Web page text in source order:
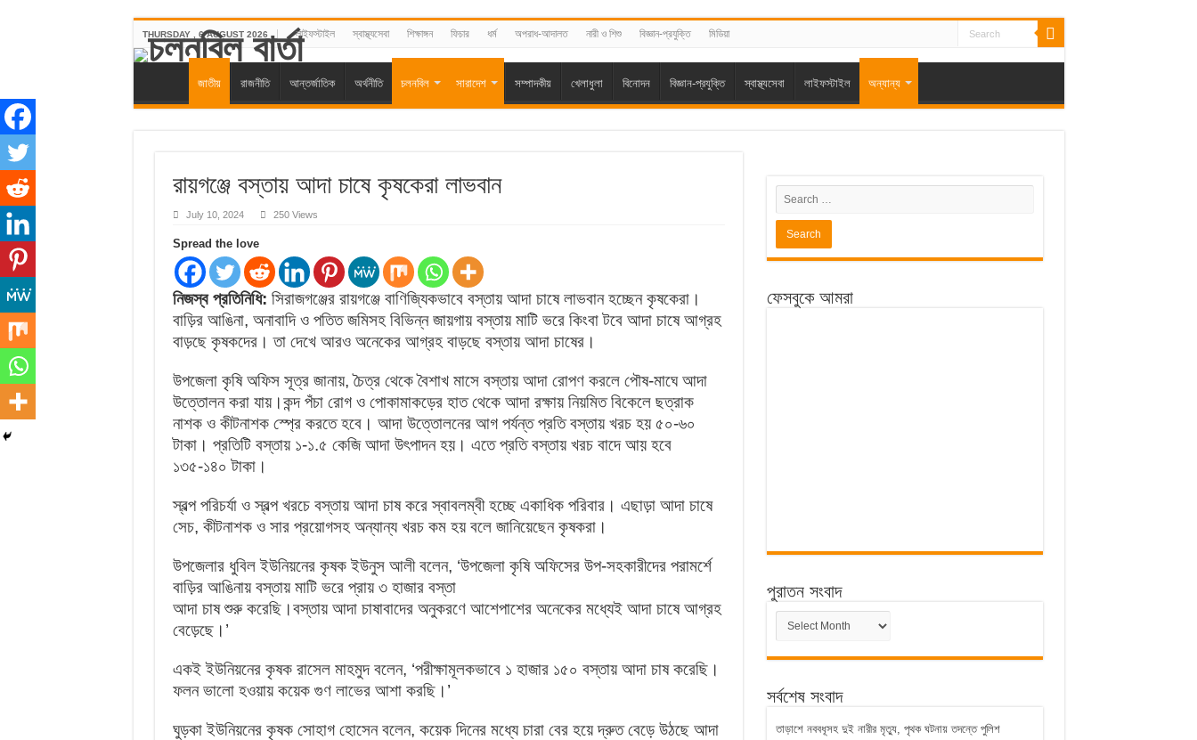
THURSDAY , 6 AUGUST 2026 লাইফস্টাইল স্বাস্থ্যসেবা শিক্ষাঙ্গন ফিচার ধর্ম অপরাধ-আদালত নারী ও শিশু বিজ্ঞান-প্রযুক্তি মিডিয়া
জাতীয় রাজনীতি আন্তর্জাতিক অর্থনীতি চলনবিল সারাদেশ সম্পাদকীয় খেলাধুলা বিনোদন বিজ্ঞান-প্রযুক্তি স্বাস্থ্যসেবা লাইফস্টাইল অন্যান্য
রায়গঞ্জে বস্তায় আদা চাষে কৃষকেরা লাভবান
July 10, 2024 250 Views
Spread the love
নিজস্ব প্রতিনিধি: সিরাজগঞ্জের রায়গঞ্জে বাণিজ্যিকভাবে বস্তায় আদা চাষে লাভবান হচ্ছেন কৃষকেরা।
বাড়ির আঙিনা, অনাবাদি ও পতিত জমিসহ বিভিন্ন জায়গায় বস্তায় মাটি ভরে কিংবা টবে আদা চাষে আগ্রহ
বাড়ছে কৃষকদের। তা দেখে আরও অনেকের আগ্রহ বাড়ছে বস্তায় আদা চাষের।
উপজেলা কৃষি অফিস সূত্র জানায়, চৈত্র থেকে বৈশাখ মাসে বস্তায় আদা রোপণ করলে পৌষ-মাঘে আদা
উত্তোলন করা যায়।কন্দ পঁচা রোগ ও পোকামাকড়ের হাত থেকে আদা রক্ষায় নিয়মিত বিকেলে ছত্রাক
নাশক ও কীটনাশক স্প্রে করতে হবে। আদা উত্তোলনের আগ পর্যন্ত প্রতি বস্তায় খরচ হয় ৫০-৬০
টাকা। প্রতিটি বস্তায় ১-১.৫ কেজি আদা উৎপাদন হয়। এতে প্রতি বস্তায় খরচ বাদে আয় হবে
১৩৫-১৪০ টাকা।
স্বল্প পরিচর্যা ও স্বল্প খরচে বস্তায় আদা চাষ করে স্বাবলম্বী হচ্ছে একাধিক পরিবার। এছাড়া আদা চাষে
সেচ, কীটনাশক ও সার প্রয়োগসহ অন্যান্য খরচ কম হয় বলে জানিয়েছেন কৃষকরা।
উপজেলার ধুবিল ইউনিয়নের কৃষক ইউনুস আলী বলেন, ‘উপজেলা কৃষি অফিসের উপ-সহকারীদের পরামর্শে
বাড়ির আঙিনায় বস্তায় মাটি ভরে প্রায় ৩ হাজার বস্তা
আদা চাষ শুরু করেছি।বস্তায় আদা চাষাবাদের অনুকরণে আশেপাশের অনেকের মধ্যেই আদা চাষে আগ্রহ
বেড়েছে।’
একই ইউনিয়নের কৃষক রাসেল মাহমুদ বলেন, ‘পরীক্ষামূলকভাবে ১ হাজার ১৫০ বস্তায় আদা চাষ করেছি।
ফলন ভালো হওয়ায় কয়েক গুণ লাভের আশা করছি।’
ঘুড়কা ইউনিয়নের কৃষক সোহাগ হোসেন বলেন, কয়েক দিনের মধ্যে চারা বের হয়ে দ্রুত বেড়ে উঠছে আদা
ফেসবুকে আমরা
পুরাতন সংবাদ
পুরাতন
সংবাদ
সর্বশেষ সংবাদ
তাড়াশে নববধূসহ দুই নারীর মৃত্যু, পৃথক ঘটনায় তদন্তে পুলিশ